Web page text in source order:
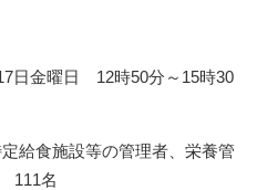
曜日 12時50分～15時30
食施設等の管理者、栄養管
111名